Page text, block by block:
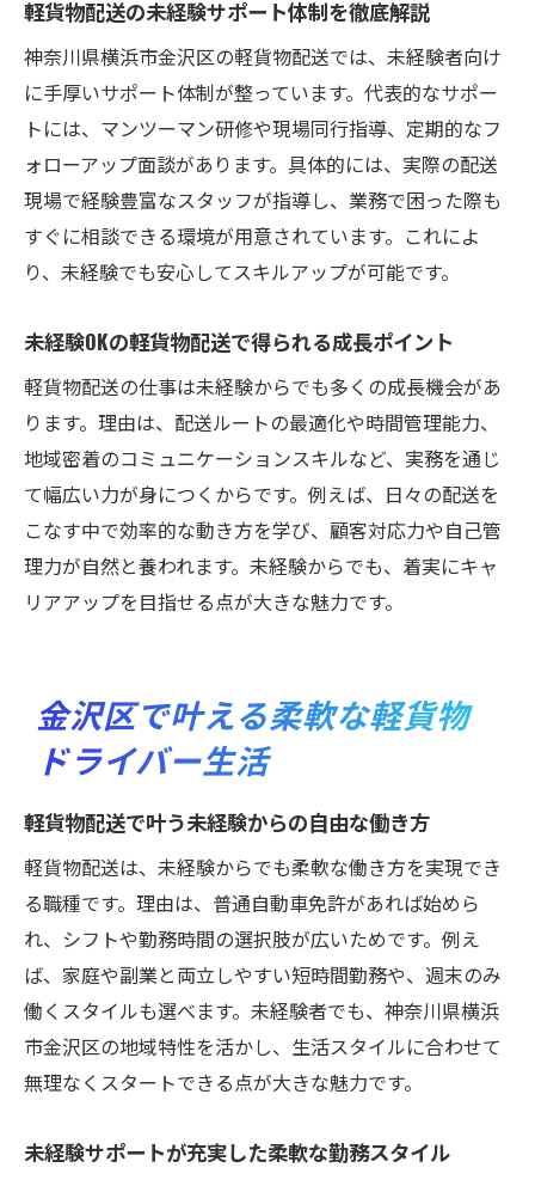
未経験から始める軽貨物仕事の相談窓口を
紹介
軽貨物配送の未経験者向け支援制度を解説
未経験でも安心なフォローアップの具体例
未経験歓迎の軽貨物配送はどんな働き方が可能
か
は
軽貨物配送未経験サポートで柔軟な勤務実
現
未経験から始める副業としての軽貨物配送
軽貨物配送未経験者向けのシフト例を紹介
働きやすい軽貨物配送の未経験サポート充
実度
軽貨物配送を通じて地域とつながる働き方とは
未経験サポートで広がる地域密着の働き方
軽貨物配送で未経験でも地域貢献できる理
由
未経験から始める地域密着型軽貨物仕事の
魅力
軽貨物配送未経験者の地域ネットワーク活
用例
軽貨物配送の未経験サポート体制を徹底解説
神奈川県横浜市金沢区の軽貨物配送では、未経験者向け
に手厚いサポート体制が整っています。代表的なサポー
トには、マンツーマン研修や現場同行指導、定期的なフ
ォローアップ面談があります。具体的には、実際の配送
現場で経験豊富なスタッフが指導し、業務で困った際も
すぐに相談できる環境が用意されています。これによ
り、未経験でも安心してスキルアップが可能です。
未経験OKの軽貨物配送で得られる成長ポイント
軽貨物配送の仕事は未経験からでも多くの成長機会があ
ります。理由は、配送ルートの最適化や時間管理能力、
地域密着のコミュニケーションスキルなど、実務を通じ
て幅広い力が身につくからです。例えば、日々の配送を
こなす中で効率的な動き方を学び、顧客対応力や自己管
理力が自然と養われます。未経験からでも、着実にキャ
リアアップを目指せる点が大きな魅力です。
金沢区で叶える柔軟な軽貨物
ドライバー生活
軽貨物配送で叶う未経験からの自由な働き方
軽貨物配送は、未経験からでも柔軟な働き方を実現でき
る職種です。理由は、普通自動車免許があれば始めら
れ、シフトや勤務時間の選択肢が広いためです。例え
ば、家庭や副業と両立しやすい短時間勤務や、週末のみ
働くスタイルも選べます。未経験者でも、神奈川県横浜
市金沢区の地域特性を活かし、生活スタイルに合わせて
無理なくスタートできる点が大きな魅力です。
未経験サポートが充実した柔軟な勤務スタイル